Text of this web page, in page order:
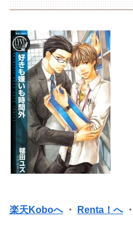
楽天Koboへ・ Renta！へ・